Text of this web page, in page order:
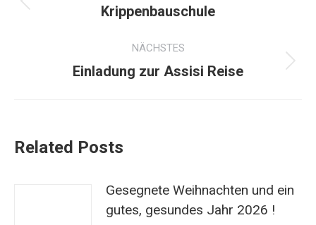
Vorheriger
Krippenbauschule
NÄCHSTES
Nächster
Einladung zur Assisi Reise
Related Posts
Gesegnete Weihnachten und ein
gutes, gesundes Jahr 2026 !